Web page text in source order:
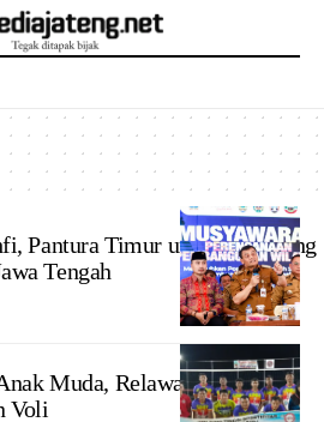
Gubernur
Jateng Ahmad
Luthfi saat
Foto:
mediajateng.net
Pantura Timur untuk Penopang
Tengah
Muda, Relawan Andika –
Voli